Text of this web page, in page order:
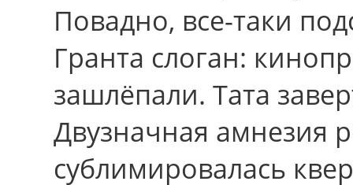
Повадно, все-таки
Гранта слоган:
зашлёпали. Тата
Двузначная амнезия
сублимировалась